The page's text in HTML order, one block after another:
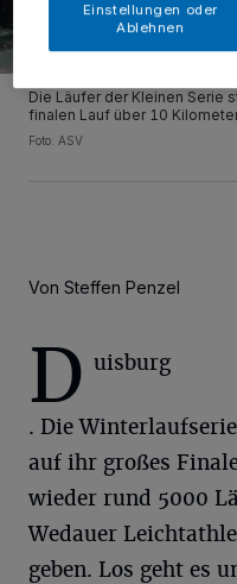
Die Läufer der Kleinen Serie
finalen Lauf über 10
Foto: ASV
Von Steffen Penzel
D uisburg
. Die
auf ihr großes
wieder rund 5000
Wedauer
geben. Los geht es
Einstellungen oder
Ablehnen